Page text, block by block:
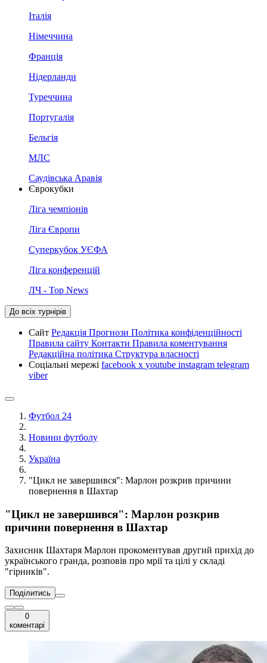
Італія
Німеччина
Франція
Нідерланди
Туреччина
Португалія
Бельгія
МЛС
Саудівська Аравія
Єврокубки
Ліга чемпіонів
Ліга Європи
Суперкубок УЄФА
Ліга конференцій
ЛЧ - Top News
До всіх турнірів
Сайт Редакція Прогнози Політика конфіденційності
Правила сайту Контакти Правила коментування
Редакційна політика Структура власності
Соціальні мережі facebook x youtube instagram telegram
viber
Футбол 24
Новини футболу
Україна
"Цикл не завершився": Марлон розкрив причини
повернення в Шахтар
"Цикл не завершився": Марлон розкрив
причини повернення в Шахтар
Захисник Шахтаря Марлон прокоментував другий прихід до
українського гранда, розповів про мрії та цілі у складі
"гірників".
Поділитись
0
коментарі